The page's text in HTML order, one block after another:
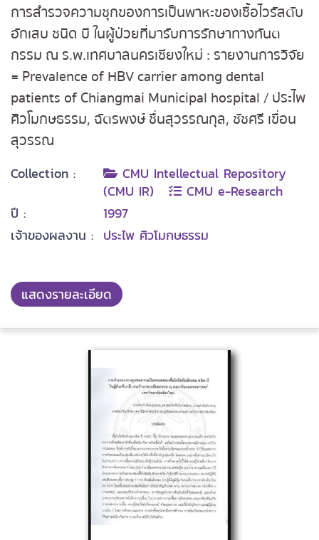
การสำรวจความชุกของการเป็นพาหะของเชื้อไวรัสตับ
อักเสบ ชนิด บี ในผู้ป่วยที่มารับการรักษาทางทันต
กรรม ณ ร.พ.เทศบาลนครเชียงใหม่ : รายงานการวิจัย
= Prevalence of HBV carrier among dental
patients of Chiangmai Municipal hospital / ประไพ
ศิวโมกษธรรม, ฉัตรพงษ์ ชื่นสุวรรณกุล, ชัชศรี เขื่อน
สุวรรณ
Collection :
CMU Intellectual Repository
(CMU IR)
CMU e-Research
ปี :
1997
เจ้าของผลงาน : ประไพ ศิวโมกษธรรม
แสดงรายละเอียด